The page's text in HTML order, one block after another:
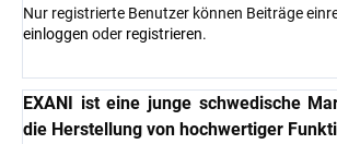
Nur registrierte Benutzer können Beiträge
einloggen oder registrieren.
EXANI ist eine junge schwedische
die Herstellung von hochwertiger